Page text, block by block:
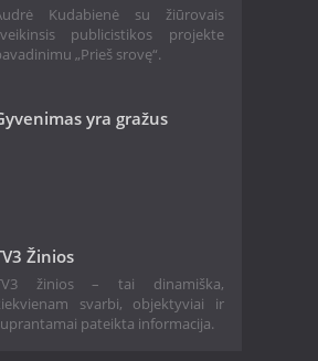
Kudabienė su žiūrovais
publicistikos projekte
„Prieš srovę“.
yra gražus
Žinios
žinios – tai dinamiška,
svarbi, objektyviai ir
pateikta informacija.